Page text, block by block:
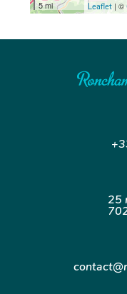
5 mi
Leaflet| ©
25